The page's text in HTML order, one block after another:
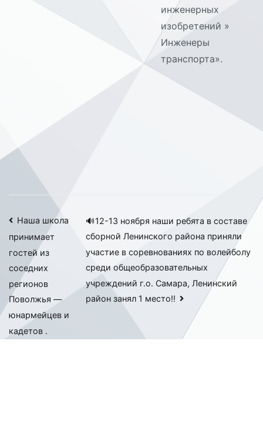
инженерных
изобретений »
Инженеры
транспорта».
Навигация
по
записям
Наша школа
принимает
гостей из
соседних
регионов
Поволжья —
юнармейцев и
кадетов .
🔊12-13 ноября наши ребята в составе
сборной Ленинского района приняли
участие в соревнованиях по волейболу
среди общеобразовательных
учреждений г.о. Самара, Ленинский
район занял 1 место‼